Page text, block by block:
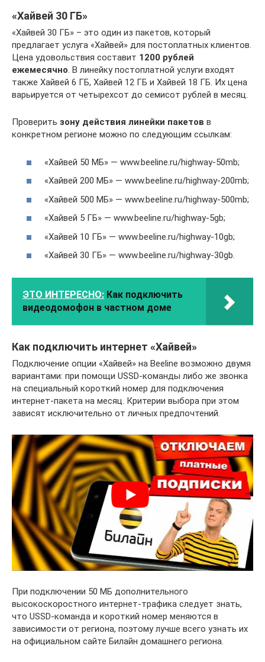
«Хайвей 30 ГБ»
«Хайвей 30 ГБ» – это один из пакетов, который
предлагает услуга «Хайвей» для постоплатных клиентов.
Цена удовольствия составит 1200 рублей
ежемесячно. В линейку постоплатной услуги входят
также Хайвей 6 ГБ, Хайвей 12 ГБ и Хайвей 18 ГБ. Их цена
варьируется от четырехсот до семисот рублей в месяц.
Проверить зону действия линейки пакетов в
конкретном регионе можно по следующим ссылкам:
«Хайвей 50 МБ» — www.beeline.ru/highway-50mb;
«Хайвей 200 МБ» — www.beeline.ru/highway-200mb;
«Хайвей 500 МБ» — www.beeline.ru/highway-500mb;
«Хайвей 5 ГБ» — www.beeline.ru/highway-5gb;
«Хайвей 10 ГБ» — www.beeline.ru/highway-10gb;
«Хайвей 30 ГБ» — www.beeline.ru/highway-30gb.
ЭТО ИНТЕРЕСНО: Как подключить
видеодомофон в частном доме
Как подключить интернет «Хайвей»
Подключение опции «Хайвей» на Beeline возможно двумя
вариантами: при помощи USSD-команды либо же звонка
на специальный короткий номер для подключения
интернет-пакета на месяц. Критерии выбора при этом
зависят исключительно от личных предпочтений.
При подключении 50 МБ дополнительного
высокоскоростного интернет-трафика следует знать,
что USSD-команда и короткий номер меняются в
зависимости от региона, поэтому лучше всего узнать их
на официальном сайте Билайн домашнего региона.